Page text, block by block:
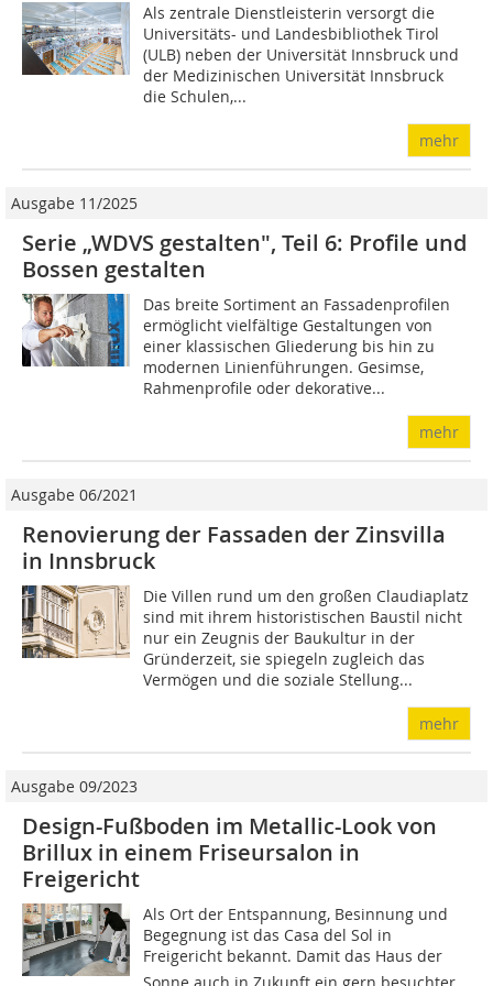
Als zentrale Dienstleisterin versorgt die
Universitäts- und Landesbibliothek Tirol
(ULB) neben der Universität Innsbruck und
der Medizinischen Universität Innsbruck
die Schulen,...
mehr
Ausgabe 11/2025
Serie „WDVS gestalten", Teil 6: Profile und
Bossen gestalten
Das breite Sortiment an Fassadenprofilen
ermöglicht vielfältige Gestaltungen von
einer klassischen Gliederung bis hin zu
modernen Linienführungen. Gesimse,
Rahmenprofile oder dekorative...
mehr
Ausgabe 06/2021
Renovierung der Fassaden der Zinsvilla
in Innsbruck
Die Villen rund um den großen Claudiaplatz
sind mit ihrem historistischen Baustil nicht
nur ein Zeugnis der Baukultur in der
Gründerzeit, sie spiegeln zugleich das
Vermögen und die soziale Stellung...
mehr
Ausgabe 09/2023
Design-Fußboden im Metallic-Look von
Brillux in einem Friseursalon in
Freigericht
Als Ort der Entspannung, Besinnung und
Begegnung ist das Casa del Sol in
Freigericht bekannt. Damit das Haus der